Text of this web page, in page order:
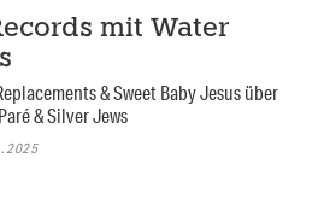
mit Water
& Sweet Baby Jesus über
& Silver Jews